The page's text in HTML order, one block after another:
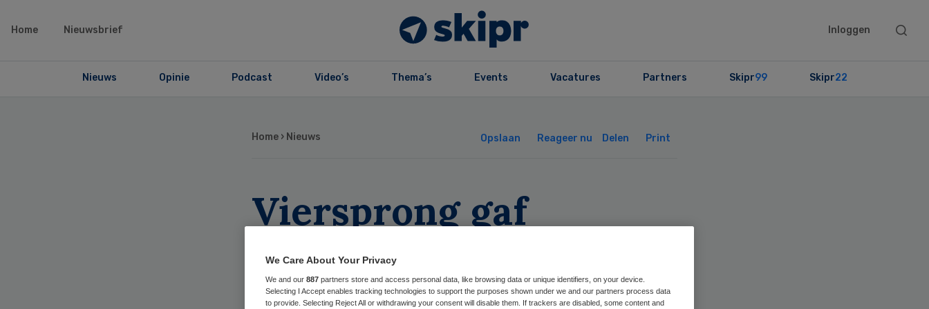
Home Nieuwsbrief Inloggen
Search
Nieuws Opinie Podcast Video’s Thema’s Events Vacatures Partners Skipr99 Skipr22
Home › Nieuws Opslaan Reageer nu Delen Print
Viersprong gaf
bestuurder 30 duizend
euro te veel mee bij
We Care About Your Privacy
We and our 887 partners store and access personal data, like browsing data or unique identifiers, on your device.
Selecting I Accept enables tracking technologies to support the purposes shown under we and our partners process data
to provide. Selecting Reject All or withdrawing your consent will disable them. If trackers are disabled, some content and